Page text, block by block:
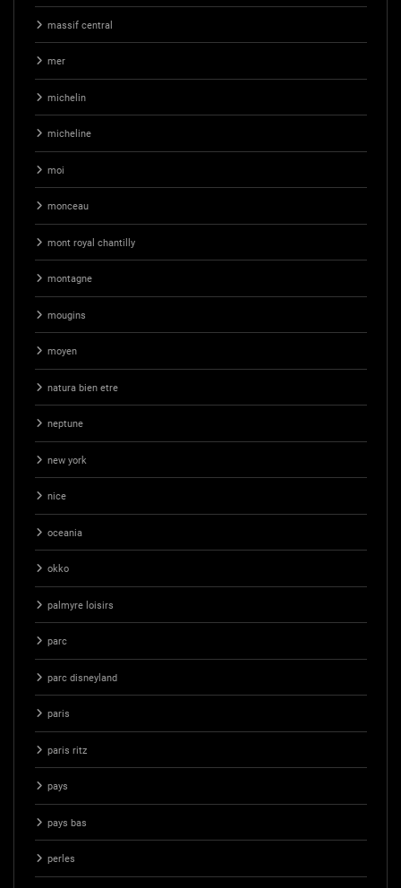
massif central
mer
michelin
micheline
moi
monceau
mont royal chantilly
montagne
mougins
moyen
natura bien etre
neptune
new york
nice
oceania
okko
palmyre loisirs
parc
parc disneyland
paris
paris ritz
pays
pays bas
perles